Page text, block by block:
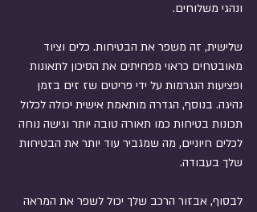
ונהגי משלוחים.
שלישית, זה משפר את הבטיחות. כלים וציוד
מאובטחים כראוי מפחיתים את הסיכון לתאונות
ופציעות הנגרמות על ידי פריטים שז זים בזמן
נהיגה. בנוסף, הגדרה מותאמת אישית יכולה לכלול
תכונות בטיחות כמו תאורה טובה יותר וגישה נוחה
לכלים חיוניים, מה שמגביר עוד יותר את הבטיחות
שלך בעבודה.
לבסוף, אבזור הרכב שלך יכול לשפר את המראה